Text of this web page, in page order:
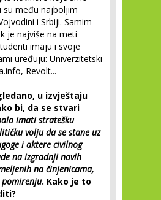
su među najboljim
i Srbiji. Samim
je najviše na meti
imaju i svoje
uređuju: Univerzitetski
Revolt...
u izvještaju
bi, da se stvari
imati stratešku
volju da se stane uz
i aktere civilnog
na izgradnji novih
na činjenicama,
. Kako je to